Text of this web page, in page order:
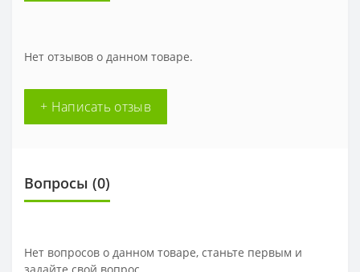
Нет отзывов о данном товаре.
+ Написать отзыв
Вопросы (0)
Нет вопросов о данном товаре, станьте первым и